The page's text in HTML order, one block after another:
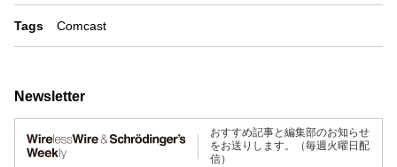
Tags Comcast
Newsletter
おすすめ記事と編集部のお知らせ
をお送りします。（毎週火曜日配
信）